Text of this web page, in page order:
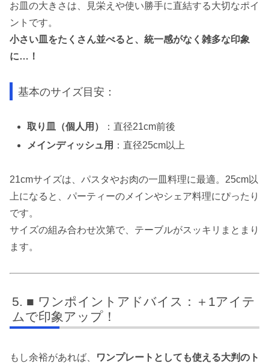
お皿の大きさは、見栄えや使い勝手に直結する大切なポイ
ントです。
小さい皿をたくさん並べると、統一感がなく雑多な印象
に…！
基本のサイズ目安：
取り皿（個人用）
：直径21cm前後
メインディッシュ用 ：直径25cm以上
21cmサイズは、パスタやお肉の一皿料理に最適。25cm以
上になると、パーティーのメインやシェア料理にぴったり
です。
サイズの組み合わせ次第で、テーブルがスッキリまとまり
ます。
■ ワンポイントアドバイス：＋1アイテ
ムで印象アップ！
もし余裕があれば、
ワンプレートとしても使える大判のト